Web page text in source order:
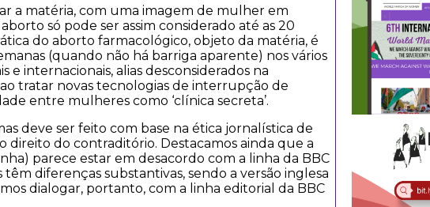
a matéria, com uma imagem de mulher em
só pode ser assim considerado até as 20
do aborto farmacológico, objeto da matéria, é
(quando não há barriga aparente) nos vários
internacionais, alias desconsiderados na
tratar novas tecnologias de interrupção de
entre mulheres como ‘clínica secreta’.
deve ser feito com base na ética jornalística de
do contraditório. Destacamos ainda que a
parece estar em desacordo com a linha da BBC
diferenças substantivas, sendo a versão inglesa
dialogar, portanto, com a linha editorial da BBC